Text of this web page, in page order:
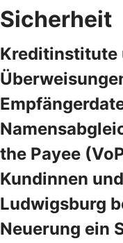
Sicherheit
Kreditinstitute
the Payee
Kundinnen
Ludwigsburg
Neuerung ein